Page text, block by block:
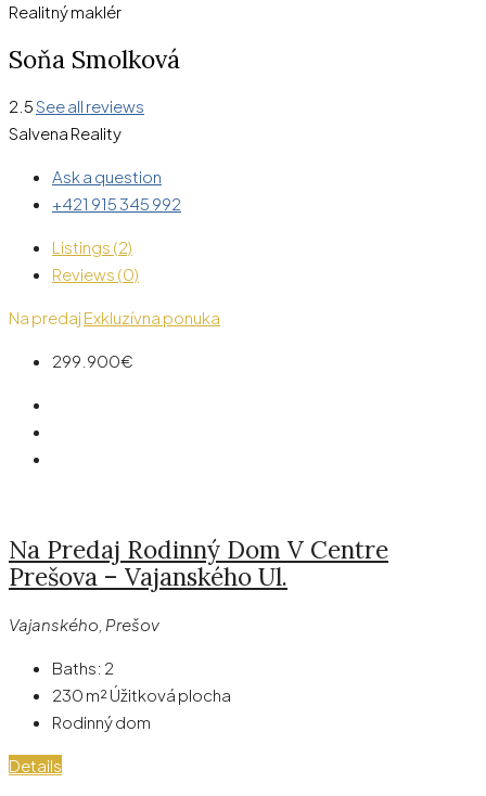
Realitný maklér
Soňa Smolková
2.5See all reviews
Salvena Reality
Ask a question
+421 915 345 992
Listings (2)
Reviews (0)
Na predaj Exkluzívna ponuka
299.900€
Na Predaj Rodinný Dom V Centre
Prešova – Vajanského Ul.
Vajanského, Prešov
Baths: 2
230 m²Úžitková plocha
Rodinný dom
Details